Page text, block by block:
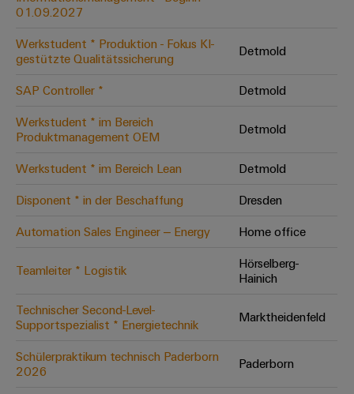
Abwasseraufbereitung
Lösungen
für
die
Wasser-
und
Wasserstoff
Wasserstoff
als
für
Energiewende
Windenergie
von
Windparks
Werkzeuge
Automaten
Industriedrucker
Industrieleuchte
Cabinet
Infrastructure
Bestückte
Klemmenleisten
01.09.2027
Werkstudent * Produktion - Fokus KI-
gestützte Qualitätssicherung
Detmold
SAP Controller *
Detmold
Werkstudent * im Bereich
Produktmanagement OEM
Detmold
Werkstudent * im Bereich Lean
Detmold
Disponent * in der Beschaffung
Dresden
Automation Sales Engineer – Energy
Home office
Teamleiter * Logistik
Hörselberg-
Hainich
Technischer Second-Level-
Supportspezialist * Energietechnik
Marktheidenfeld
Schülerpraktikum technisch Paderborn
2026
Paderborn